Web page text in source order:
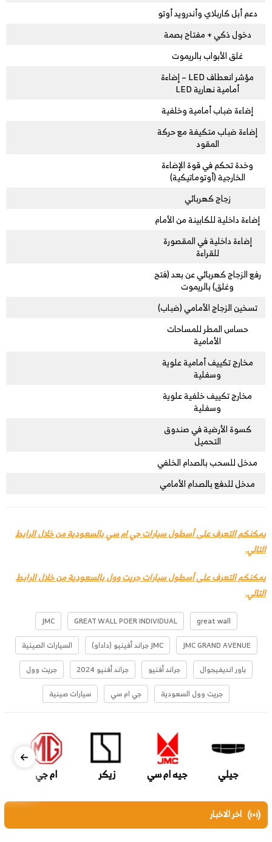
دعم أبل كاربلاي وأندرويد أوتو
دخول ذكي + مفتاح بصمة
غلق الأبواب بالريموت
مؤشر انعطاف LED – إضاءة
أمامية نهارية LED
إضاءة ضباب أمامية وخلفية
إضاءة ضباب متكيفة مع حركة
المقود
وخدة تحكم في قوة الإضاءة
الخارجية (أوتوماتيكية)
زجاج كهربائي
إضاءة داخلية للكابينة من الأمام
إضاءة داخلية في المقصورة
للقراءة
رفع الزجاج كهربائي عن بعد (فتح
وغلق) بالريموت
تسخين الزجاج الأمامي (ضباب)
حساس المطر للمساحات
الأمامية
مخارج تكييف أمامية علوية
وسفلية
مخارج تكييف خلفية علوية
وسفلية
كسوة الأرضية في صندوق
التحميل
مدخل للسحب بالصدام الخلفي
مدخل للدفع بالصدام الأمامي
يمكنكم التعرف على أسطول سيارات جي ام سي بالسعودية من خلال الرابط
التالي.
يمكنكم التعرف على أسطول سيارات جريت وول بالسعودية من خلال الرابط
التالي.
great wall
GREAT WALL POER INDIVIDUAL
JMC
JMC GRAND AVENUE
JMC جراند أفينيو (داداو)
السيارات الصينية
باور انديفيجوال
جراند أفنيو جراند أفنيو 2024
جريت وول
جريت وول السعودية
جي ام سي سيارات صينية
جيلي جيه ام سي زيكر ام جي
اخر الاخبار